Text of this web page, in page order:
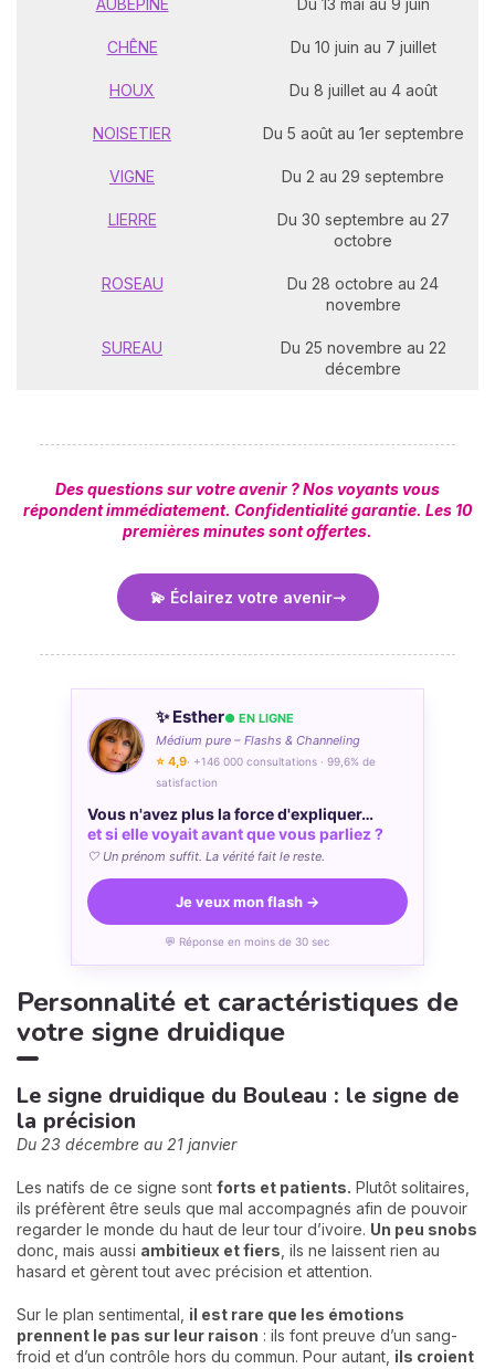
AUBÉPINE Du 13 mai au 9 juin
CHÊNE Du 10 juin au 7 juillet
HOUX Du 8 juillet au 4 août
NOISETIER Du 5 août au 1er septembre
VIGNE Du 2 au 29 septembre
LIERRE
Du 30 septembre au 27
octobre
ROSEAU
Du 28 octobre au 24
novembre
SUREAU
Du 25 novembre au 22
décembre
Des questions sur votre avenir ? Nos voyants vous
répondent immédiatement. Confidentialité garantie. Les 10
premières minutes sont offertes.
💫 Éclairez votre avenir
✨ Esther● EN LIGNE
Médium pure – Flashs & Channeling
⭐ 4,9· +146 000 consultations · 99,6% de
satisfaction
Vous n'avez plus la force d'expliquer…
et si elle voyait avant que vous parliez ?
🤍 Un prénom suffit. La vérité fait le reste.
Je veux mon flash →
💬 Réponse en moins de 30 sec
Personnalité et caractéristiques de
votre signe druidique
Le signe druidique du Bouleau : le signe de
la précision
Du 23 décembre au 21 janvier
Les natifs de ce signe sont forts et patients. Plutôt solitaires,
ils préfèrent être seuls que mal accompagnés afin de pouvoir
regarder le monde du haut de leur tour d’ivoire. Un peu snobs
donc, mais aussi ambitieux et fiers , ils ne laissent rien au
hasard et gèrent tout avec précision et attention.
Sur le plan sentimental, il est rare que les émotions
prennent le pas sur leur raison : ils font preuve d’un sang-
froid et d’un contrôle hors du commun. Pour autant, ils croient